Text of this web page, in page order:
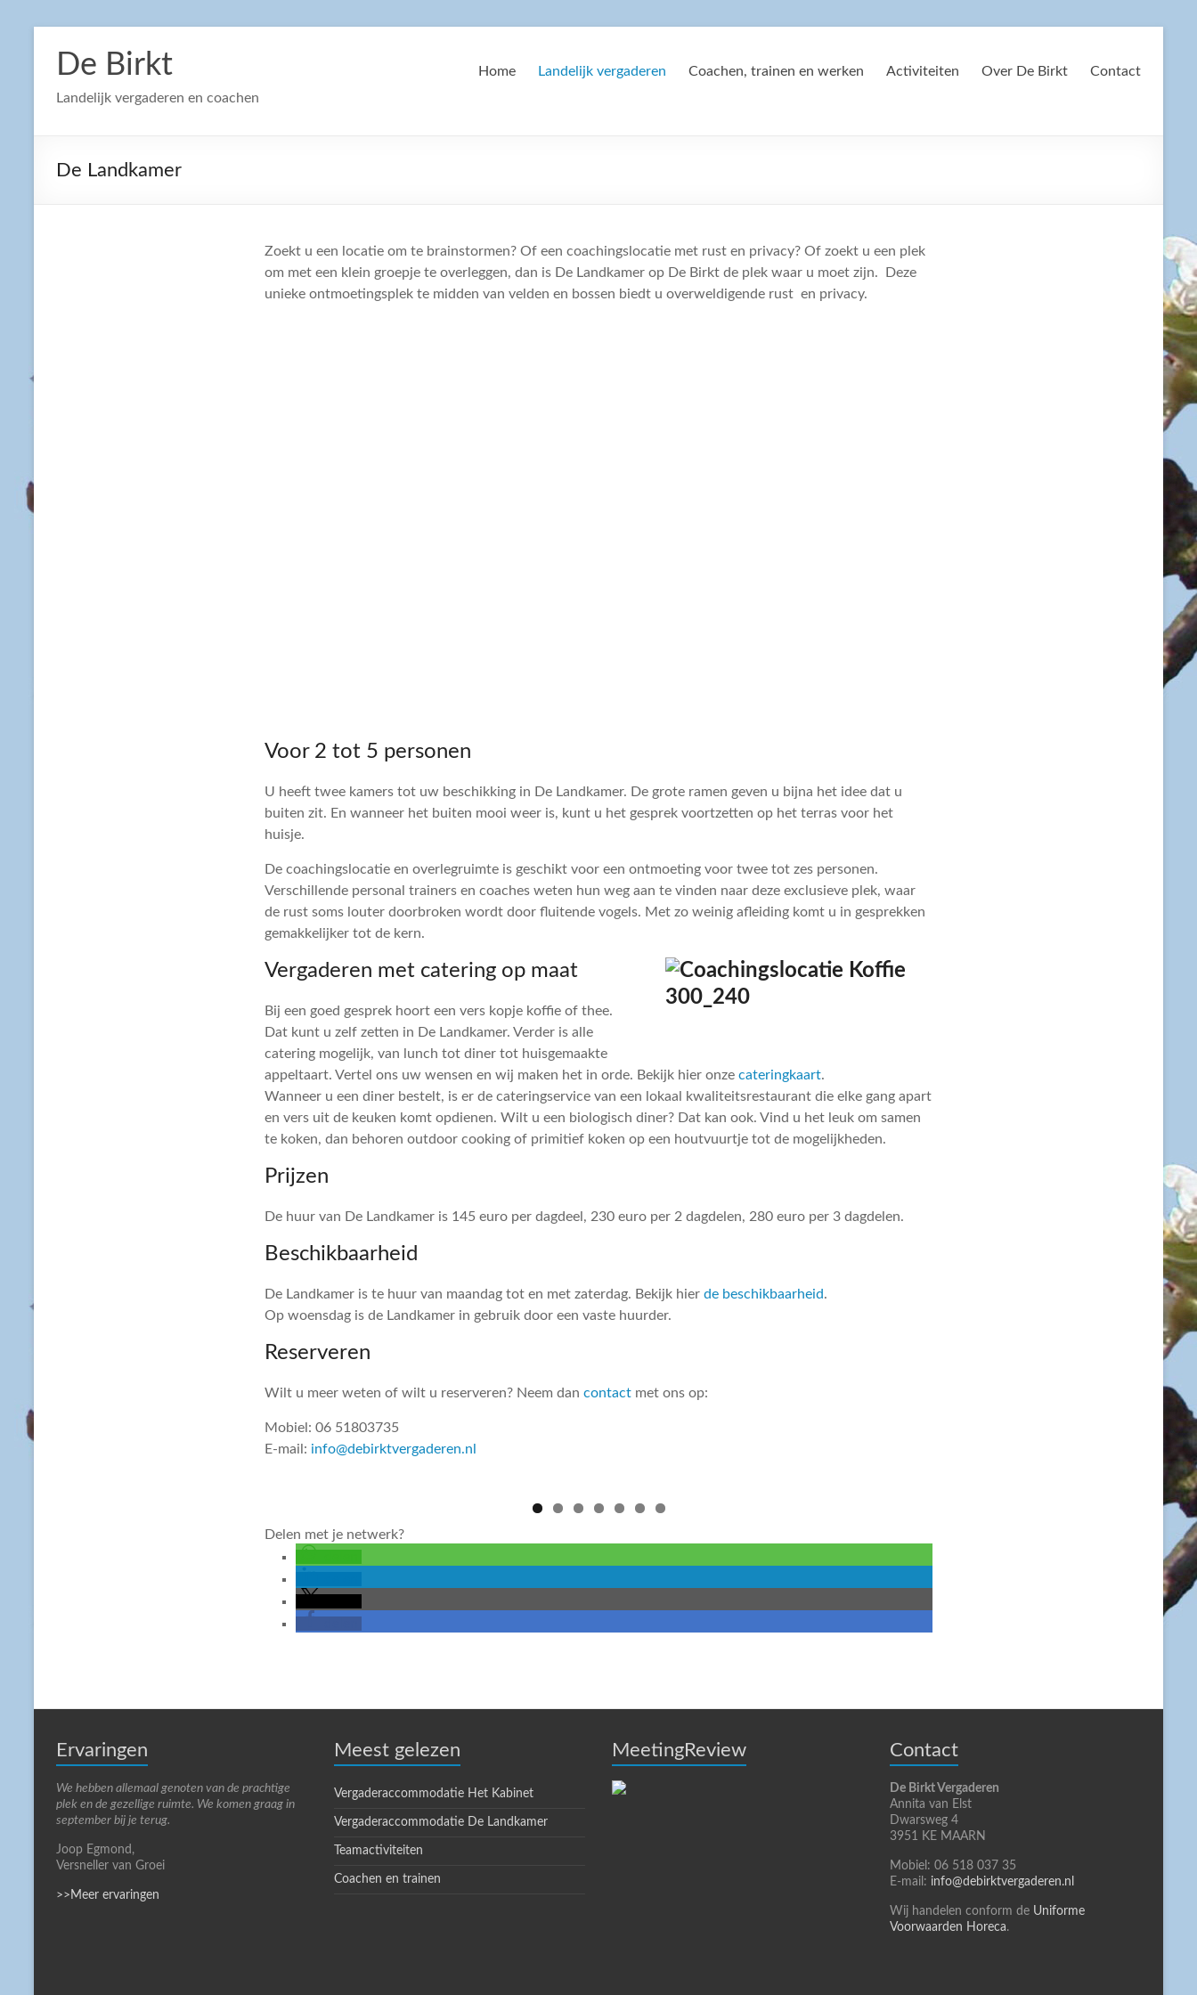
naarDe Birkt
Landelijk vergaderen en coachen
Home Landelijk vergaderen Coachen, trainen en werken Activiteiten Over De Birkt Contact
De Landkamer
Zoekt u een locatie om te brainstormen? Of een coachingslocatie met rust en privacy? Of zoekt u een plek
om met een klein groepje te overleggen, dan is De Landkamer op De Birkt de plek waar u moet zijn. Deze
unieke ontmoetingsplek te midden van velden en bossen biedt u overweldigende rust en privacy.
Voor 2 tot 5 personen
U heeft twee kamers tot uw beschikking in De Landkamer. De grote ramen geven u bijna het idee dat u
buiten zit. En wanneer het buiten mooi weer is, kunt u het gesprek voortzetten op het terras voor het
huisje.
De coachingslocatie en overlegruimte is geschikt voor een ontmoeting voor twee tot zes personen.
Verschillende personal trainers en coaches weten hun weg aan te vinden naar deze exclusieve plek, waar
de rust soms louter doorbroken wordt door fluitende vogels. Met zo weinig afleiding komt u in gesprekken
gemakkelijker tot de kern.
Vergaderen met catering op maat
Bij een goed gesprek hoort een vers kopje koffie of thee.
Dat kunt u zelf zetten in De Landkamer. Verder is alle
catering mogelijk, van lunch tot diner tot huisgemaakte
appeltaart. Vertel ons uw wensen en wij maken het in orde. Bekijk hier onze cateringkaart.
Wanneer u een diner bestelt, is er de cateringservice van een lokaal kwaliteitsrestaurant die elke gang apart
en vers uit de keuken komt opdienen. Wilt u een biologisch diner? Dat kan ook. Vind u het leuk om samen
te koken, dan behoren outdoor cooking of primitief koken op een houtvuurtje tot de mogelijkheden.
Prijzen
De huur van De Landkamer is 145 euro per dagdeel, 230 euro per 2 dagdelen, 280 euro per 3 dagdelen.
Beschikbaarheid
De Landkamer is te huur van maandag tot en met zaterdag. Bekijk hier de beschikbaarheid.
Op woensdag is de Landkamer in gebruik door een vaste huurder.
Reserveren
Wilt u meer weten of wilt u reserveren? Neem dan contact met ons op:
Mobiel: 06 51803735
E-mail: info@debirktvergaderen.nl
Delen met je netwerk?
Ervaringen
We hebben allemaal genoten van de prachtige
plek en de gezellige ruimte. We komen graag in
september bij je terug.
Joop Egmond,
Versneller van Groei
>>Meer ervaringen
Meest gelezen
Vergaderaccommodatie Het Kabinet
Vergaderaccommodatie De Landkamer
Teamactiviteiten
Coachen en trainen
MeetingReview Contact
De Birkt Vergaderen
Annita van Elst
Dwarsweg 4
3951 KE MAARN
Mobiel: 06 518 037 35
E-mail: info@debirktvergaderen.nl
Wij handelen conform de Uniforme
Voorwaarden Horeca.